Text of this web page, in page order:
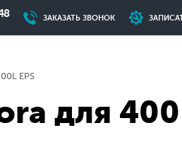
ЗАКАЗАТЬ ЗВОНОК
EPS
для